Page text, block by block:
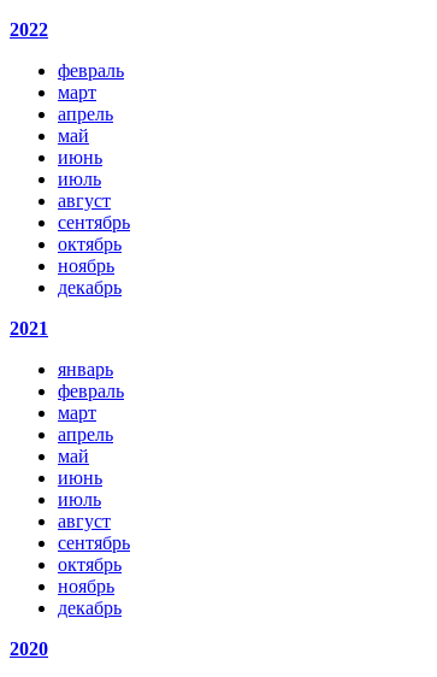
2022
февраль
март
апрель
май
июнь
июль
август
сентябрь
октябрь
ноябрь
декабрь
2021
январь
февраль
март
апрель
май
июнь
июль
август
сентябрь
октябрь
ноябрь
декабрь
2020